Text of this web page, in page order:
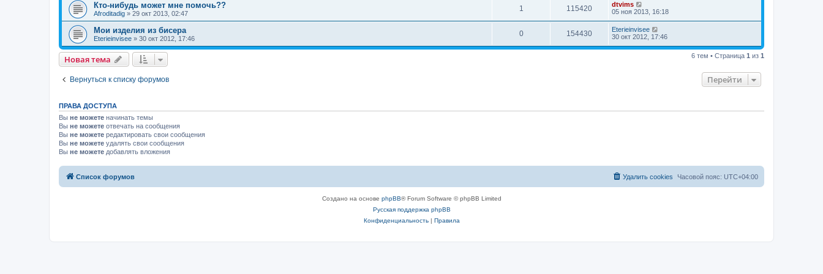
Кто-нибудь может мне помочь??
Afroditadig » 29 окт 2013, 02:47
1 115420
dtvims
05 ноя 2013, 16:18
Мои изделия из бисера
Eterieinvisee » 30 окт 2012, 17:46
0 154430
Eterieinvisee
30 окт 2012, 17:46
Новая тема 6 тем • Страница 1 из 1
Вернуться к списку форумов Перейти
ПРАВА ДОСТУПА
Вы не можете начинать темы
Вы не можете отвечать на сообщения
Вы не можете редактировать свои сообщения
Вы не можете удалять свои сообщения
Вы не можете добавлять вложения
Список форумов Часовой пояс: UTC+04:00
Удалить cookies
Создано на основе phpBB® Forum Software © phpBB Limited
Русская поддержка phpBB
Конфиденциальность| Правила